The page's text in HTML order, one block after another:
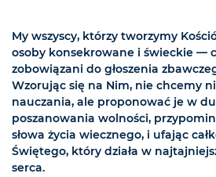
My wszyscy, którzy tworzymy
osoby konsekrowane i świeckie —
zobowiązani do głoszenia
Wzorując się na Nim, nie chcemy
nauczania, ale proponować je w
poszanowania wolności,
słowa życia wiecznego, i ufając
Świętego, który działa w
serca.